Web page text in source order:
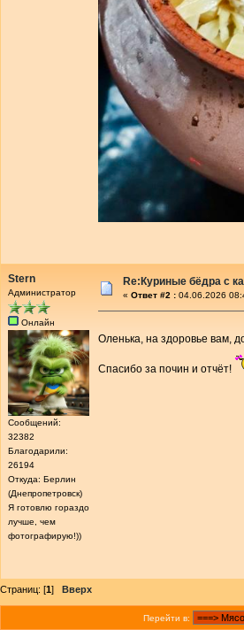
Stern
Администратор
Онлайн
Сообщений:
32382
Благодарили:
26194
Откуда: Берлин
(Днепропетровск)
Я готовлю гораздо
лучше, чем
фотографирую!))
Re:Куриные бёдра с
« Ответ #2 : 04.06.2026
Оленька, на здоровье вам,
Спасибо за почин и отчёт!
Страниц: [1] Вверх
Перейти в: